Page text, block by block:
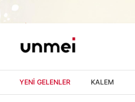
YENİ GELENLER KALEM